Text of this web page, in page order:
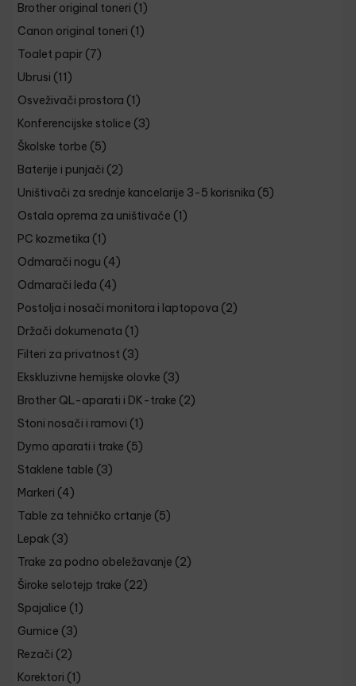
Brother original toneri (1)
Canon original toneri (1)
Toalet papir (7)
Ubrusi (11)
Osveživači prostora (1)
Konferencijske stolice (3)
Školske torbe (5)
Baterije i punjači (2)
Uništivači za srednje kancelarije 3-5 korisnika (5)
Ostala oprema za uništivače (1)
PC kozmetika (1)
Odmarači nogu (4)
Odmarači leđa (4)
Postolja i nosači monitora i laptopova (2)
Držači dokumenata (1)
Filteri za privatnost (3)
Ekskluzivne hemijske olovke (3)
Brother QL-aparati i DK-trake (2)
Stoni nosači i ramovi (1)
Dymo aparati i trake (5)
Staklene table (3)
Markeri (4)
Table za tehničko crtanje (5)
Lepak (3)
Trake za podno obeležavanje (2)
Široke selotejp trake (22)
Spajalice (1)
Gumice (3)
Rezači (2)
Korektori (1)